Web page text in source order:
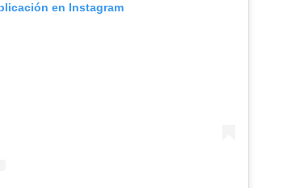
en Instagram